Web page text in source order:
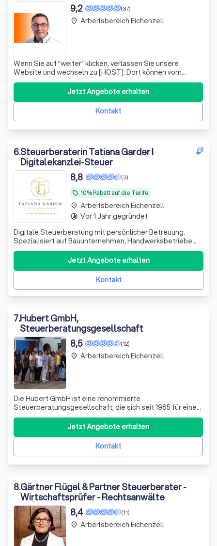
(37)
9,2
Wenn Sie auf "weiter" klicken, verlassen Sie unsere
Website und wechseln zu [HOST]. Dort können vom
Anbieter möglicherweise Daten erhoben werden, auf die
wir keinen Einfluss haben. Wenn Sie dies vermeiden
wollen, klicken Sie bitte auf "zurück".
Kontakt
Jetzt Angebote erhalten
place Arbeitsbereich Eichenzell
6.Steuerberaterin Tatiana Garder I
Digitalekanzlei-Steuer
local_offer 10% Rabatt auf die Tarife
(3)
8,8
Digitale Steuerberatung mit persönlicher Betreuung.
Spezialisiert auf Bauunternehmen, Handwerksbetriebe
und technische Dienstleister. Beratung und direkte
Ansprechpartnerin statt anonymer Großkanzlei.
Kontakt
Jetzt Angebote erhalten
place Arbeitsbereich Eichenzell
timelapse Vor 1 Jahr gegründet
7.Hubert GmbH,
Steuerberatungsgesellschaft
(12)
8,5
Die Hubert GmbH ist eine renommierte
Steuerberatungsgesellschaft, die sich seit 1985 für eine
moderne, individuelle und reibungslose Zusammenarbeit
mit ihren Mandanten einsetzt. Unser Ziel ist es, Sie in allen
steuerlichen und finanziellen Belangen zu begleiten und
zu unterstützen. Ob Sie die klassi
Kontakt
Jetzt Angebote erhalten
place Arbeitsbereich Eichenzell
8.Gärtner Flügel & Partner Steuerberater -
Wirtschaftsprüfer - Rechtsanwälte
(11)
8,4
place Arbeitsbereich Eichenzell